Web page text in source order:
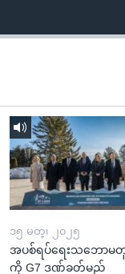
၁၅ မတ္၊ ၂၀၂၅
အပစ်ရပ်ရေးသဘောမတူ
ကို G7 ဒဏ်ခတ်မည်